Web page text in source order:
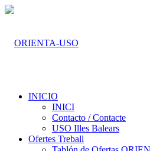
INICIO
INICI
Contacto / Contacte
USO Illes Balears
Ofertes Treball